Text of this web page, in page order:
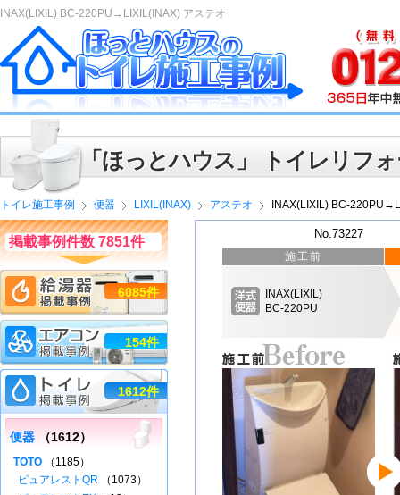
INAX(LIXIL) BC-220PU→LIXIL(INAX) アステオ
「ほっとハウス」 トイレリフ
トイレ施工事例 便器 LIXIL(INAX) アステオ INAX(LIXIL) BC-
No.73227
施工前
INAX(LIXIL)
BC-220PU
掲載事例件数 7851件
6085件
154件
1612件
便器 （1612）
TOTO （1185）
ピュアレストQR （1073）